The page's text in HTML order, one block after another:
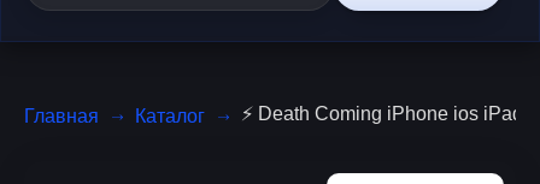
Главная Каталог ⚡️ Death Coming iPhone ios